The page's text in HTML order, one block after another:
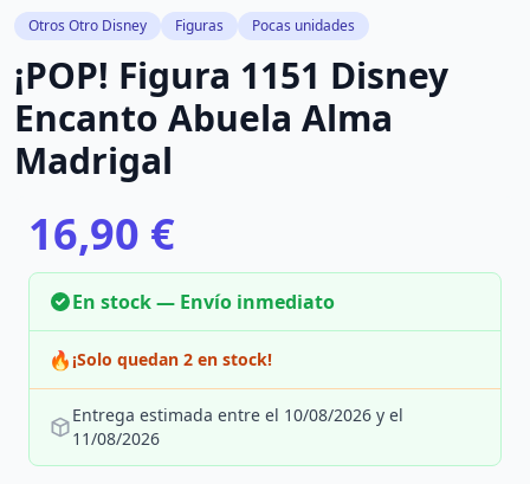
Otros Otro Disney Figuras Pocas unidades
¡POP! Figura 1151 Disney
Encanto Abuela Alma
Madrigal
16,90 €
En stock — Envío inmediato
🔥¡Solo quedan 2 en stock!
Entrega estimada entre el 10/08/2026 y el
11/08/2026